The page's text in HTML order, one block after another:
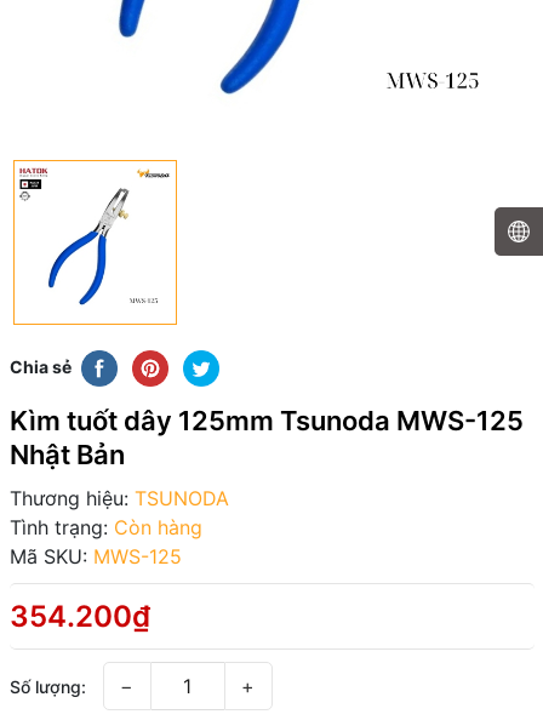
Chia sẻ
Kìm tuốt dây 125mm Tsunoda MWS-125
Nhật Bản
Thương hiệu: TSUNODA
Tình trạng: Còn hàng
Mã SKU: MWS-125
354.200₫
Số lượng: − +